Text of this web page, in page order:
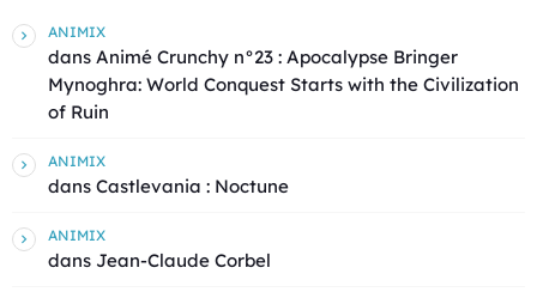
ANIMIX
dans Animé Crunchy n°23 : Apocalypse Bringer
Mynoghra: World Conquest Starts with the Civilization
of Ruin
ANIMIX
dans Castlevania : Noctune
ANIMIX
dans Jean-Claude Corbel